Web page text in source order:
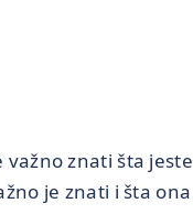
važno znati šta
je znati i šta